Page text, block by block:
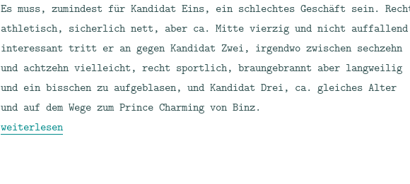
Es muss, zumindest für Kandidat Eins, ein schlechtes Geschäft sein.
athletisch, sicherlich nett, aber ca. Mitte vierzig und nicht auffallend
interessant tritt er an gegen Kandidat Zwei, irgendwo zwischen sechzehn
und achtzehn vielleicht, recht sportlich, braungebrannt aber langweilig
und ein bisschen zu aufgeblasen, und Kandidat Drei, ca. gleiches Alter
und auf dem Wege zum Prince Charming von Binz.
„Eiszeit“
weiterlesen